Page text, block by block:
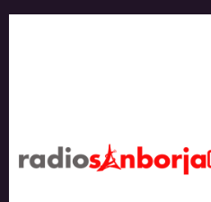
Skip